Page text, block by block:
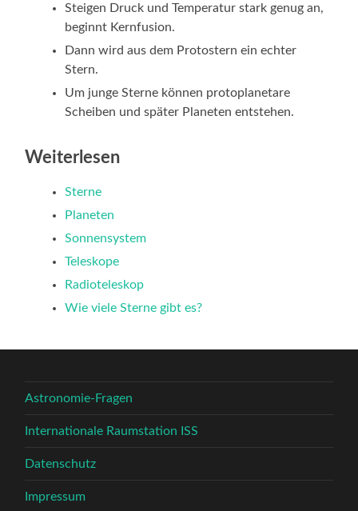
Steigen Druck und Temperatur stark genug an,
beginnt Kernfusion.
Dann wird aus dem Protostern ein echter
Stern.
Um junge Sterne können protoplanetare
Scheiben und später Planeten entstehen.
Weiterlesen
Sterne
Planeten
Sonnensystem
Teleskope
Radioteleskop
Wie viele Sterne gibt es?
Astronomie-Fragen
Internationale Raumstation ISS
Datenschutz
Impressum